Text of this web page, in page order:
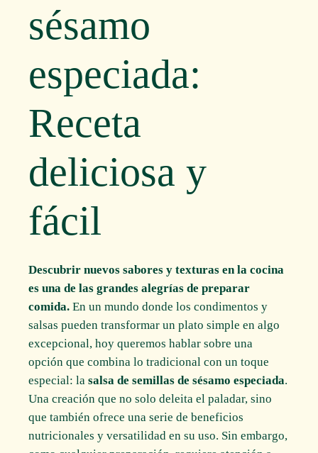
sésamo
especiada:
Receta
deliciosa y
fácil
Descubrir nuevos sabores y texturas en la cocina
es una de las grandes alegrías de preparar
comida. En un mundo donde los condimentos y
salsas pueden transformar un plato simple en algo
excepcional, hoy queremos hablar sobre una
opción que combina lo tradicional con un toque
especial: lasalsa de semillas de sésamo especiada.
Una creación que no solo deleita el paladar, sino
que también ofrece una serie de beneficios
nutricionales y versatilidad en su uso. Sin embargo,